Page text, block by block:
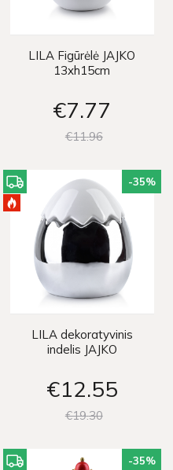
LILA Figūrėlė JAJKO
13xh15cm
€7 77
€1196
-35%
LILA dekoratyvinis
indelis JAJKO
€12 55
€1930
-35%